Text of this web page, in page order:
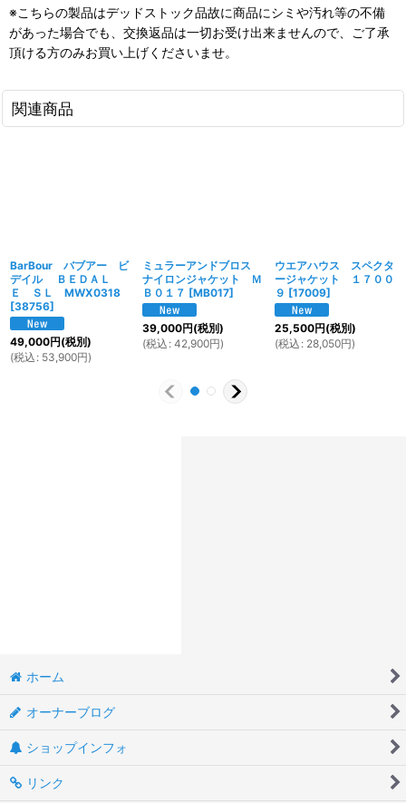
※こちらの製品はデッドストック品故に商品にシミや汚れ等の不備
があった場合でも、交換返品は一切お受け出来ませんので、ご了承
頂ける方のみお買い上げくださいませ。
関連商品
BarBour バブアー ビ
デイル ＢＥＤＡＬ
Ｅ ＳＬ MWX0318
[38756]
49,000円(税別)
(税込 : 53,900円)
ミュラーアンドブロス
ナイロンジャケット Ｍ
Ｂ０１７ [MB017]
39,000円(税別)
(税込 : 42,900円)
ウエアハウス スペクタ
ージャケット １７００
９ [17009]
25,500円(税別)
(税込 : 28,050円)
ホーム
オーナーブログ
ショップインフォ
リンク